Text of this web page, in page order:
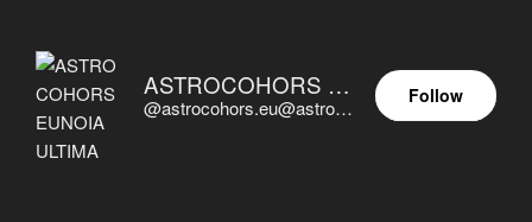
ASTROCOHORS EUNOIA ULTIMA
@astrocohors.eu@astrocohors.eu
Follow